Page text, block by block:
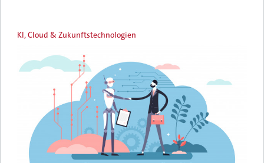
KI, Cloud & Zukunftstechnologien